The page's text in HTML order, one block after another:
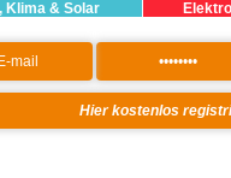
Klima & Solar